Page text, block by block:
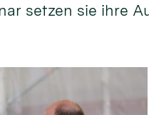
setzen sie ihre